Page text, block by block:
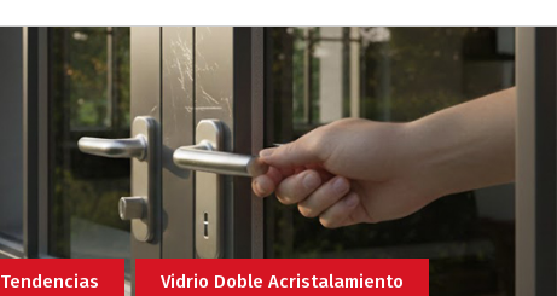
Tendencias Vidrio Doble Acristalamiento